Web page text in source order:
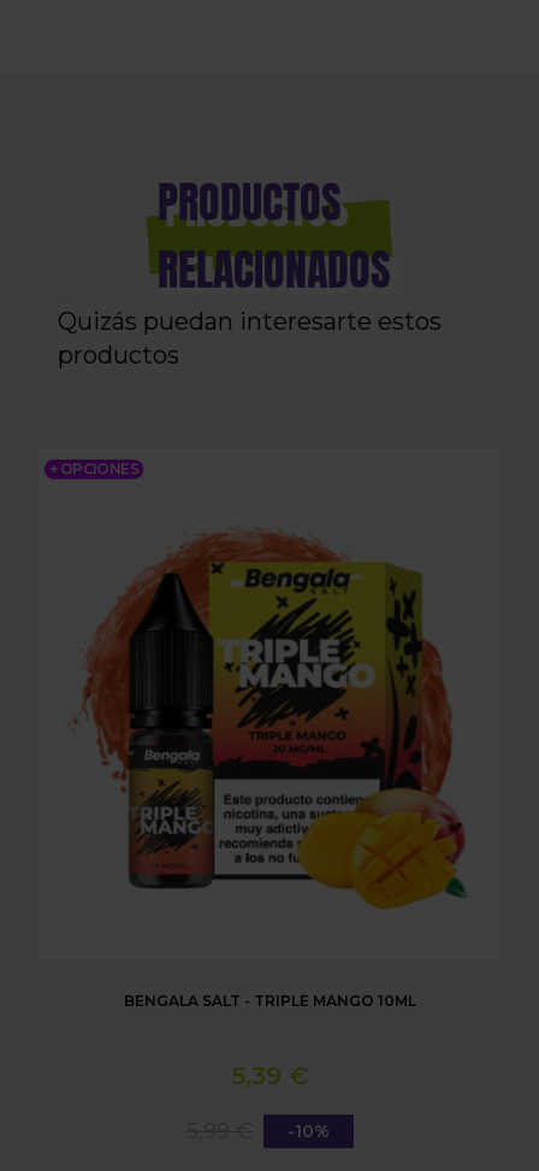
PRODUCTOS
RELACIONADOS
Quizás puedan interesarte estos
productos
+ OPCIONES
BENGALA SALT - TRIPLE MANGO 10ML
BENGALA SALT - TRIPLE MANGO 10ML
5,39 €
-10%